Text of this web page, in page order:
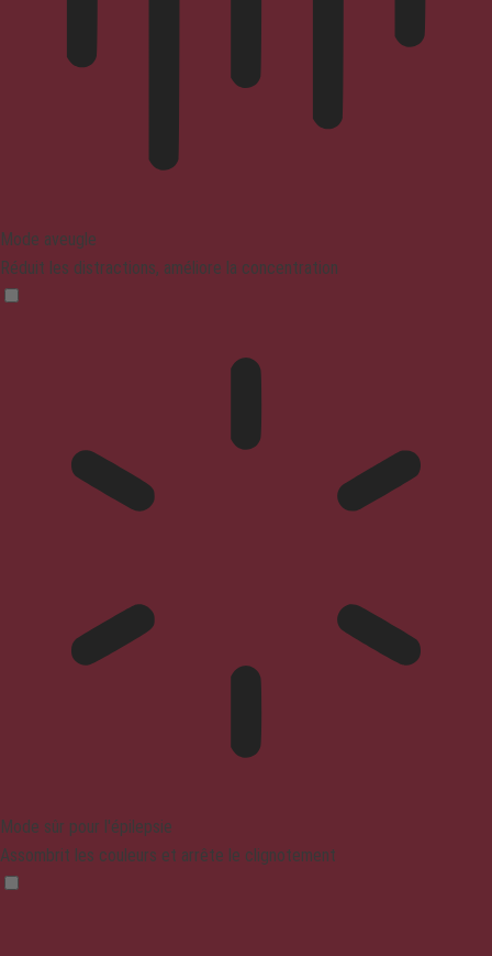
Mode aveugle
Réduit les distractions, améliore la concentration
Mode sûr pour l'épilepsie
Assombrit les couleurs et arrête le clignotement